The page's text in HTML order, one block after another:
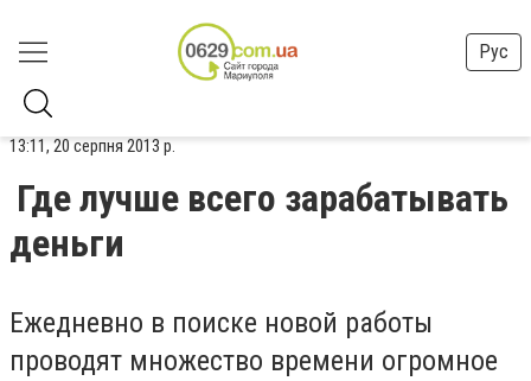
Рус
13:11, 20 серпня 2013 р.
Где лучше всего зарабатывать
деньги
Ежедневно в поиске новой работы
проводят множество времени огромное